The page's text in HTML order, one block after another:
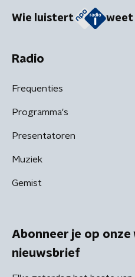
Wie luistert weet
Radio
Frequenties
Programma's
Presentatoren
Muziek
Gemist
Abonneer je op onze
nieuwsbrief